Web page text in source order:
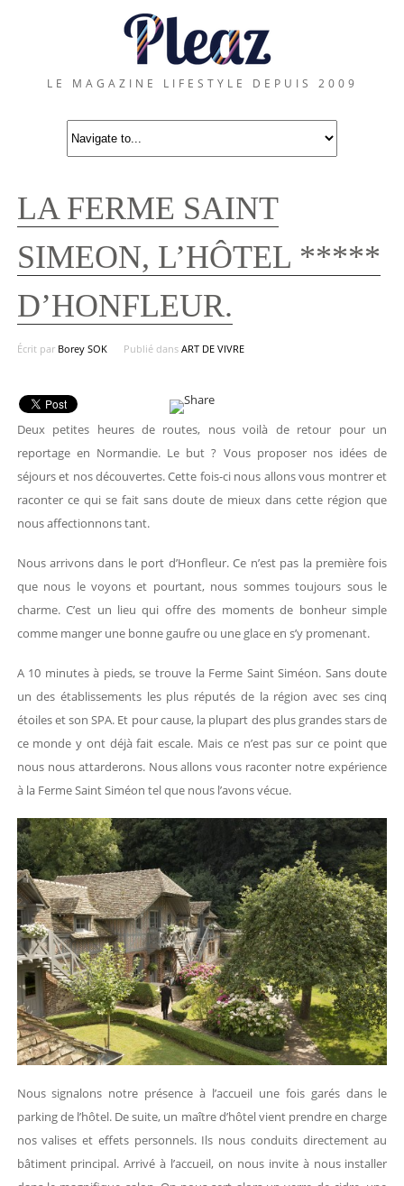
LE MAGAZINE LIFESTYLE DEPUIS 2009
LA FERME SAINT
SIMEON, L’HÔTEL *****
D’HONFLEUR.
Écrit par Borey SOK Publié dans ART DE VIVRE
Deux petites heures de routes, nous voilà de retour pour un
reportage en Normandie. Le but ? Vous proposer nos idées de
séjours et nos découvertes. Cette fois-ci nous allons vous montrer et
raconter ce qui se fait sans doute de mieux dans cette région que
nous affectionnons tant.
Nous arrivons dans le port d’Honfleur. Ce n’est pas la première fois
que nous le voyons et pourtant, nous sommes toujours sous le
charme. C’est un lieu qui offre des moments de bonheur simple
comme manger une bonne gaufre ou une glace en s’y promenant.
A 10 minutes à pieds, se trouve la Ferme Saint Siméon. Sans doute
un des établissements les plus réputés de la région avec ses cinq
étoiles et son SPA. Et pour cause, la plupart des plus grandes stars de
ce monde y ont déjà fait escale. Mais ce n’est pas sur ce point que
nous nous attarderons. Nous allons vous raconter notre expérience
à la Ferme Saint Siméon tel que nous l’avons vécue.
Nous signalons notre présence à l’accueil une fois garés dans le
parking de l’hôtel. De suite, un maître d’hôtel vient prendre en charge
nos valises et effets personnels. Ils nous conduits directement au
bâtiment principal. Arrivé à l’accueil, on nous invite à nous installer